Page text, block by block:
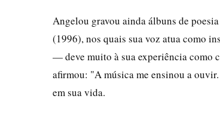
Angelou gravou ainda álbuns de
(1996), nos quais sua voz atua como
— deve muito à sua experiência como
afirmou: "A música me ensinou a
em sua vida.